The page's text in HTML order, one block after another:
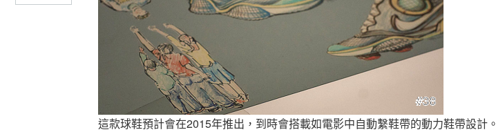
這款球鞋預計會在2015年推出，到時會搭載如電影中自動繫鞋帶的動力鞋帶設計。